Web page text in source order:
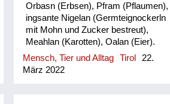
Orbasn (Erbsen), Pfram (Pflaumen),
ingsante Nigelan (Germteignockerln
mit Mohn und Zucker bestreut),
Meahlan (Karotten), Oalan (Eier).
Mensch, Tier und Alltag
Tirol
22.
März 2022